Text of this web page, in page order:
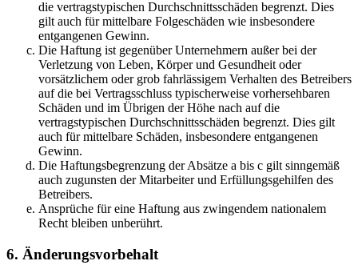
die vertragstypischen Durchschnittsschäden begrenzt. Dies
gilt auch für mittelbare Folgeschäden wie insbesondere
entgangenen Gewinn.
Die Haftung ist gegenüber Unternehmern außer bei der
Verletzung von Leben, Körper und Gesundheit oder
vorsätzlichem oder grob fahrlässigem Verhalten des Betreibers
auf die bei Vertragsschluss typischerweise vorhersehbaren
Schäden und im Übrigen der Höhe nach auf die
vertragstypischen Durchschnittsschäden begrenzt. Dies gilt
auch für mittelbare Schäden, insbesondere entgangenen
Gewinn.
Die Haftungsbegrenzung der Absätze a bis c gilt sinngemäß
auch zugunsten der Mitarbeiter und Erfüllungsgehilfen des
Betreibers.
Ansprüche für eine Haftung aus zwingendem nationalem
Recht bleiben unberührt.
6. Änderungsvorbehalt